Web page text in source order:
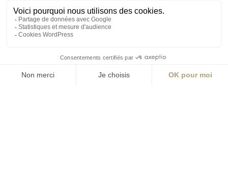
S'inscrire à la newsletter
Alternative: